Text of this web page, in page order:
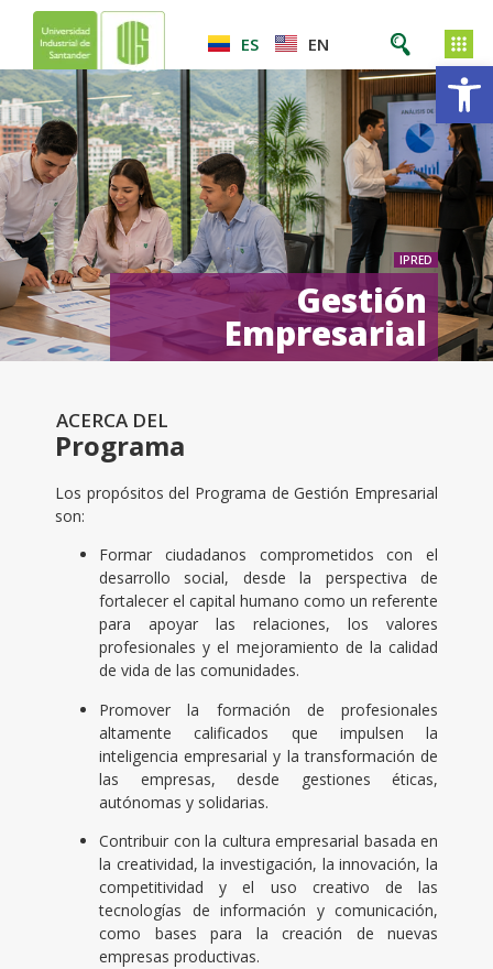
ES EN
IPRED
Gestión
Empresarial
ACERCA DEL
Programa
Los propósitos del Programa de Gestión Empresarial
son:
Formar ciudadanos comprometidos con el
desarrollo social, desde la perspectiva de
fortalecer el capital humano como un referente
para apoyar las relaciones, los valores
profesionales y el mejoramiento de la calidad
de vida de las comunidades.
Promover la formación de profesionales
altamente calificados que impulsen la
inteligencia empresarial y la transformación de
las empresas, desde gestiones éticas,
autónomas y solidarias.
Contribuir con la cultura empresarial basada en
la creatividad, la investigación, la innovación, la
competitividad y el uso creativo de las
tecnologías de información y comunicación,
como bases para la creación de nuevas
empresas productivas.